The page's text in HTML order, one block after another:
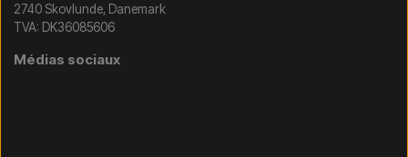
2740 Skovlunde, Danemark
TVA: DK36085606
Médias sociaux